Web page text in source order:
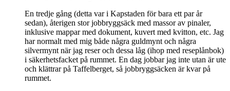
En tredje gång (detta var i Kapstaden för bara ett par år
sedan), återigen stor jobbryggsäck med massor av pinaler,
inklusive mappar med dokument, kuvert med kvitton, etc. Jag
har normalt med mig både några guldmynt och några
silvermynt när jag reser och dessa låg (ihop med reseplånbok)
i säkerhetsfacket på rummet. En dag jobbar jag inte utan är ute
och klättrar på Taffelberget, så jobbryggsäcken är kvar på
rummet.